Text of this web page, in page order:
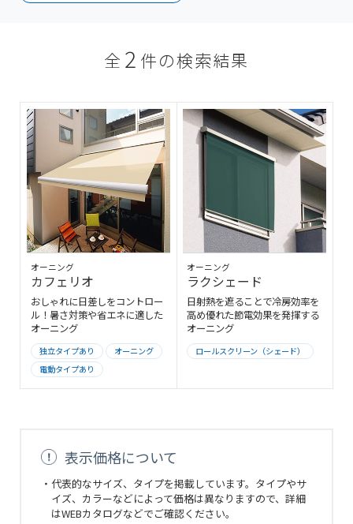
全 2 件の検索結果
オーニング
カフェリオ
おしゃれに日差しをコントロー
ル！暑さ対策や省エネに適した
オーニング
独立タイプあり
オーニング
電動タイプあり
オーニング
ラクシェード
日射熱を遮ることで冷房効率を
高め優れた節電効果を発揮する
オーニング
ロールスクリーン（シェード）
表示価格について
・代表的なサイズ、タイプを掲載しています。タイプやサ
イズ、カラーなどによって価格は異なりますので、詳細
はWEBカタログなどでご確認ください。